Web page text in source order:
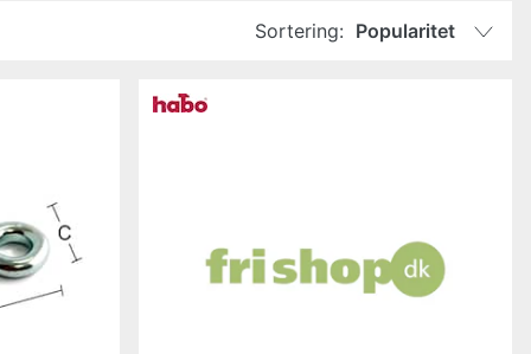
Sortering: Popularitet